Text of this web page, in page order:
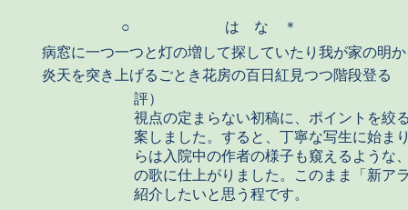
○
は な ＊
病窓に一つ一つと灯の増して探していたり我が家の明
炎天を突き上げるごとき花房の百日紅見つつ階段登る
評）
視点の定まらない初稿に、ポイントを絞
案しました。すると、丁寧な写生に始ま
らは入院中の作者の様子も窺えるような
の歌に仕上がりました。このまま「新ア
紹介したいと思う程です。